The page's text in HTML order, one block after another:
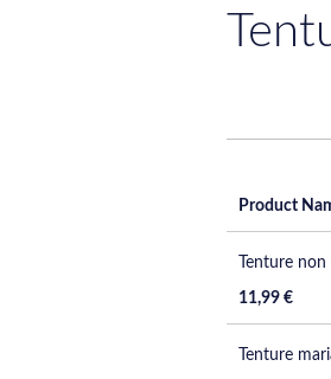
product
items
Product
Tenture
11,99 €
Tenture